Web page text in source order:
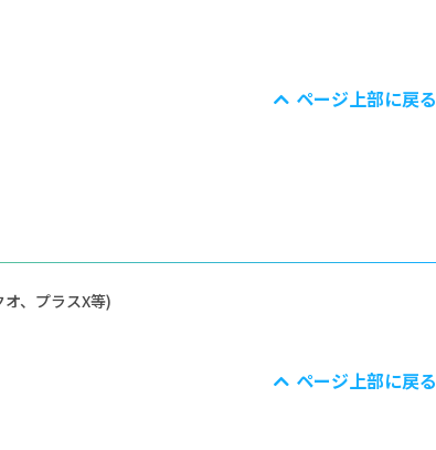
ページ上部に戻る
、プラスX等)
ページ上部に戻る